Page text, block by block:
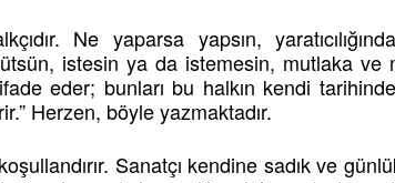
Ne yaparsa yapsın,
istesin ya da istemesin, mutlaka ve
eder; bunları bu halkın kendi
Herzen, böyle yazmaktadır.
Sanatçı kendine sadık ve